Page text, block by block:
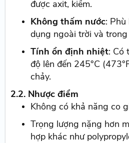
được axit, kiềm.
Không thấm nước:
dụng ngoài trời và
Tính ổn định nhiệt: Có
độ lên đến 245°C
chảy.
2.2. Nhược điểm
Không có khả năng co
Trọng lượng nặng hơn
hợp khác như